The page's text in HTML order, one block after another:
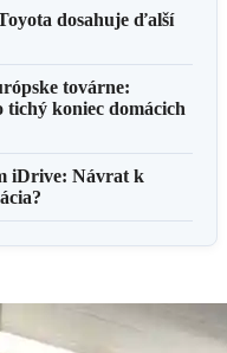
dosahuje ďalší
továrne:
tichý koniec domácich
iDrive: Návrat k